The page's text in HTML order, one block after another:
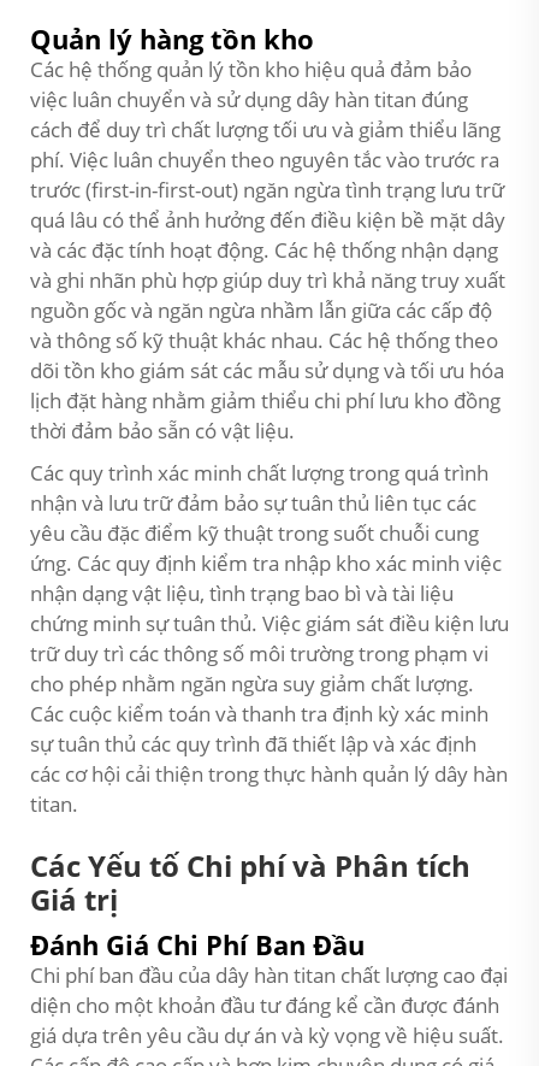
Quản lý hàng tồn kho
Các hệ thống quản lý tồn kho hiệu quả đảm bảo
việc luân chuyển và sử dụng dây hàn titan đúng
cách để duy trì chất lượng tối ưu và giảm thiểu lãng
phí. Việc luân chuyển theo nguyên tắc vào trước ra
trước (first-in-first-out) ngăn ngừa tình trạng lưu trữ
quá lâu có thể ảnh hưởng đến điều kiện bề mặt dây
và các đặc tính hoạt động. Các hệ thống nhận dạng
và ghi nhãn phù hợp giúp duy trì khả năng truy xuất
nguồn gốc và ngăn ngừa nhầm lẫn giữa các cấp độ
và thông số kỹ thuật khác nhau. Các hệ thống theo
dõi tồn kho giám sát các mẫu sử dụng và tối ưu hóa
lịch đặt hàng nhằm giảm thiểu chi phí lưu kho đồng
thời đảm bảo sẵn có vật liệu.
Các quy trình xác minh chất lượng trong quá trình
nhận và lưu trữ đảm bảo sự tuân thủ liên tục các
yêu cầu đặc điểm kỹ thuật trong suốt chuỗi cung
ứng. Các quy định kiểm tra nhập kho xác minh việc
nhận dạng vật liệu, tình trạng bao bì và tài liệu
chứng minh sự tuân thủ. Việc giám sát điều kiện lưu
trữ duy trì các thông số môi trường trong phạm vi
cho phép nhằm ngăn ngừa suy giảm chất lượng.
Các cuộc kiểm toán và thanh tra định kỳ xác minh
sự tuân thủ các quy trình đã thiết lập và xác định
các cơ hội cải thiện trong thực hành quản lý dây hàn
titan.
Các Yếu tố Chi phí và Phân tích
Giá trị
Đánh Giá Chi Phí Ban Đầu
Chi phí ban đầu của dây hàn titan chất lượng cao đại
diện cho một khoản đầu tư đáng kể cần được đánh
giá dựa trên yêu cầu dự án và kỳ vọng về hiệu suất.